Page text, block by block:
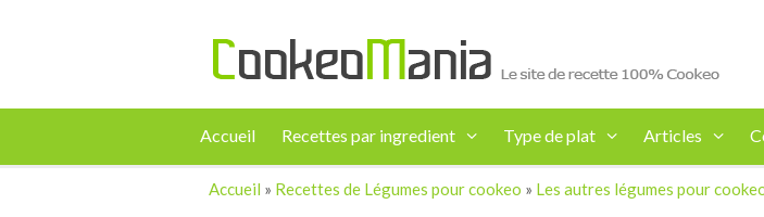
Accueil Recettes par ingredient Type de plat Articles
Accueil » Recettes de Légumes pour cookeo » Les autres légumes pour